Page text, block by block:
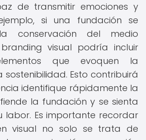
de transmitir emociones y
si una fundación se
conservación del medio
visual podría incluir
que evoquen la
sostenibilidad. Esto contribuirá
identifique rápidamente la
la fundación y se sienta
Es importante recordar
visual no solo se trata de